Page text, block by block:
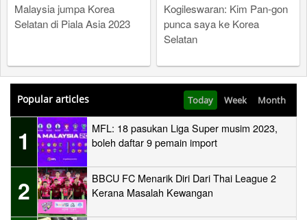
Malaysia jumpa Korea
Selatan di Piala Asia 2023
Kogileswaran: Kim Pan-gon
punca saya ke Korea
Selatan
Popular articles Today Week Month
1
MFL: 18 pasukan Liga Super musim 2023,
boleh daftar 9 pemain import
2
BBCU FC Menarik Diri Dari Thai League 2
Kerana Masalah Kewangan